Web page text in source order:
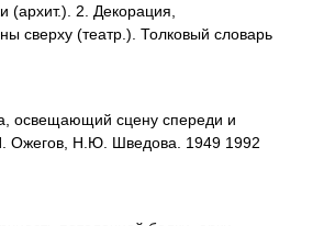
2. Декорация,
сверху (театр.). Толковый словарь
освещающий сцену спереди и
Ожегов, Н.Ю. Шведова. 1949 1992